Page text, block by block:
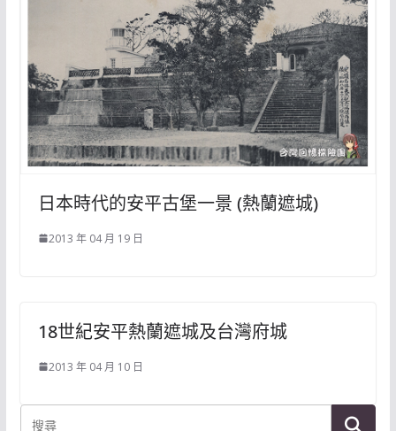
日本時代的安平古堡一景 (熱蘭遮城)
2013 年 04 月 19 日
18世紀安平熱蘭遮城及台灣府城
2013 年 04 月 10 日